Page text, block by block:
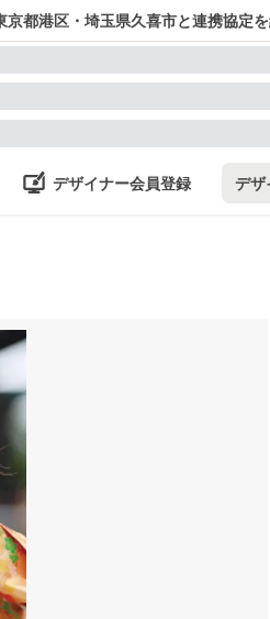
都港区・埼玉県久喜市と連携協定
デザイナー会員登録 デザ